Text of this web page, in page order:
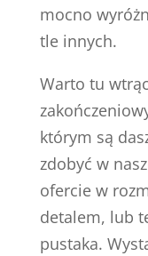
mocno
tle innych.
Warto tu
którym są
zdobyć w
ofercie w
detalem, lub
pustaka.